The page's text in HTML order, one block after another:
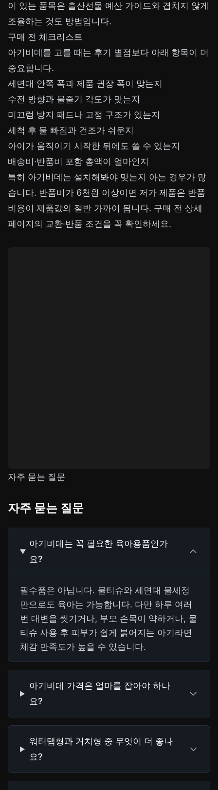
이 있는 품목은 출산선물 예산 가이드와 겹치지 않게
조율하는 것도 방법입니다.
구매 전 체크리스트
아기비데를 고를 때는 후기 별점보다 아래 항목이 더
중요합니다.
세면대 안쪽 폭과 제품 권장 폭이 맞는지
수전 방향과 물줄기 각도가 맞는지
미끄럼 방지 패드나 고정 구조가 있는지
세척 후 물 빠짐과 건조가 쉬운지
아이가 움직이기 시작한 뒤에도 쓸 수 있는지
배송비·반품비 포함 총액이 얼마인지
특히 아기비데는 설치해봐야 맞는지 아는 경우가 많
습니다. 반품비가 6천원 이상이면 저가 제품은 반품
비용이 제품값의 절반 가까이 됩니다. 구매 전 상세
페이지의 교환·반품 조건을 꼭 확인하세요.
자주 묻는 질문
자주 묻는 질문
아기비데는 꼭 필요한 육아용품인가
요?
필수품은 아닙니다. 물티슈와 세면대 물세정
만으로도 육아는 가능합니다. 다만 하루 여러
번 대변을 씻기거나, 부모 손목이 약하거나, 물
티슈 사용 후 피부가 쉽게 붉어지는 아기라면
체감 만족도가 높을 수 있습니다.
아기비데 가격은 얼마를 잡아야 하나
요?
워터탭형과 거치형 중 무엇이 더 좋나
요?